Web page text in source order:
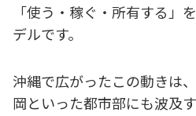
「使う・稼ぐ・所有する」
デルです。
沖縄で広がったこの動きは
岡といった都市部にも波及